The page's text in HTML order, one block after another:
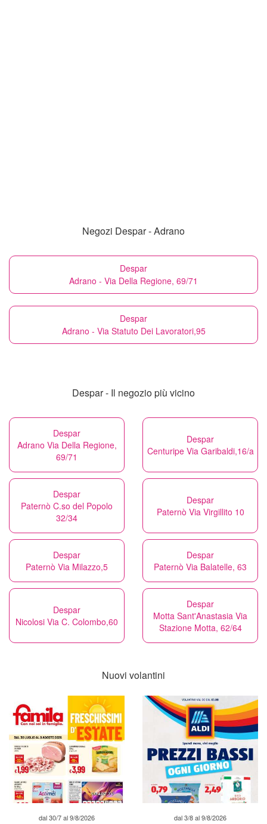
Negozi Despar - Adrano
Despar
Adrano - Via Della Regione, 69/71
Despar
Adrano - Via Statuto Dei Lavoratori,95
Despar - Il negozio più vicino
Despar
Adrano Via Della Regione,
69/71
Despar
Centuripe Via Garibaldi,16/a
Despar
Paternò C.so del Popolo
32/34
Despar
Paternò Via Virgillito 10
Despar
Paternò Via Milazzo,5
Despar
Paternò Via Balatelle, 63
Despar
Nicolosi Via C. Colombo,60
Despar
Motta Sant'Anastasia Via
Stazione Motta, 62/64
Nuovi volantini
dal 30/7 al 9/8/2026 dal 3/8 al 9/8/2026